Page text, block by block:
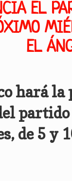
EL
EL
hará la
de 5 y